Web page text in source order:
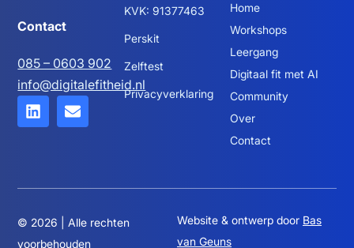
Contact
085 – 0603 902
info@digitalefitheid.nl
KVK: 91377463
Perskit
Zelftest
Privacyverklaring
Home
Workshops
Leergang
Digitaal fit met AI
Community
Over
Contact
© 2026 | Alle rechten
voorbehouden
Website & ontwerp door Bas
van Geuns